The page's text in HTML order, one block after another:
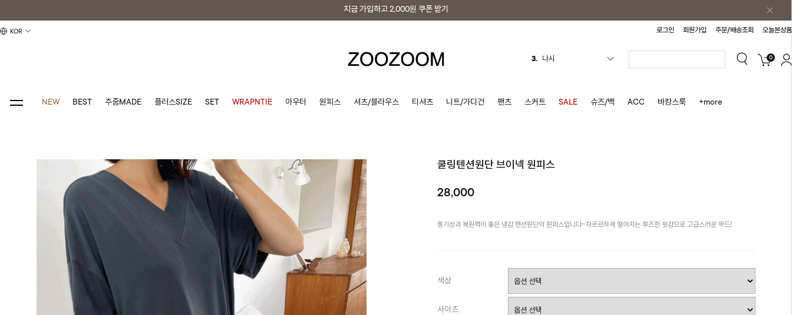
지금 가입하고 2,000원 쿠폰 받기
KOR 로그인 회원가입 주문/배송조회 오늘본상품
4. 티셔츠
6.
10.
3. 나시
0
NEW BEST 주줌MADE 플러스SIZE SET WRAPNTIE 아우터 원피스 셔츠/블라우스 티셔츠 니트/가디건 팬츠 스커트 SALE 슈즈/백 ACC 바캉스룩 +more
쿨링텐션원단 브이넥 원피스
28,000
통기성과 복원력이 좋은 냉감 텐션원단의 원피스입니다~차르르하게 떨어지는 루즈한 핏감으로 고급스러운 무드!
색상
사이즈